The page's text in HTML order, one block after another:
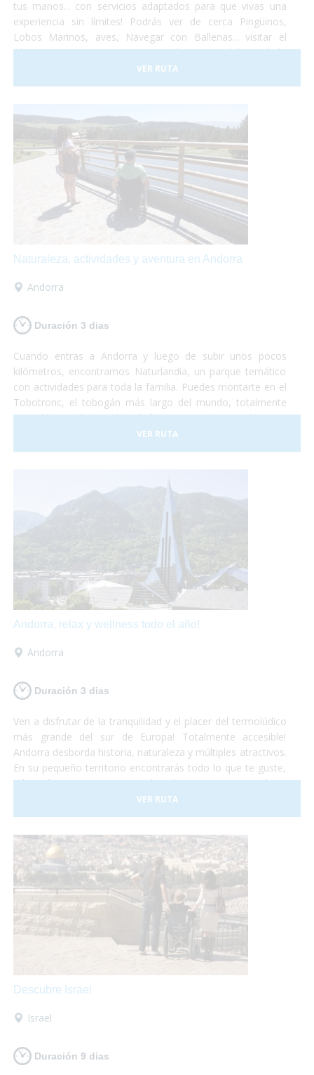
tus manos... con servicios adaptados para que vivas una
experiencia sin límites! Podrás ver de cerca Pingüinos,
Lobos Marinos, aves, Navegar con Ballenas... visitar el
Glaciar Perito Moreno o navegar las aguas del Canal de
Beagle... un viaje que no te dejará indiferente... el Turismo
Accesible es posible!
VER RUTA
Naturaleza, actividades y aventura en Andorra
Andorra
Duración 3 dias
Cuando entras a Andorra y luego de subir unos pocos
kilómetros, encontramos Naturlandia, un parque temático
con actividades para toda la familia. Puedes montarte en el
Tobotronc, el tobogán más largo del mundo, totalmente
accesible, también podrás disfrutar paseando por el parque
de animales donde encontrarás osos, ciervos, lobos y
hasta una granja llena de animales!
VER RUTA
Andorra, relax y wellness todo el año!
Andorra
Duración 3 dias
Ven a disfrutar de la tranquilidad y el placer del termolúdico
más grande del sur de Europa! Totalmente accesible!
Andorra desborda historia, naturaleza y múltiples atractivos.
En su pequeño territorio encontrarás todo lo que te guste,
relajación en sus aguas termales, shopping en sus tiendas y
centros comerciales, disfrutar de su gastronomía
internacional o de su cocina típica de montaña, todo lo que
VER RUTA
Descubre Israel
Israel
Duración 9 dias